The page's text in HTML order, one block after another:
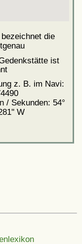
bezeichnet die
ist
z. B. im Navi:
/ Sekunden: 54°
W